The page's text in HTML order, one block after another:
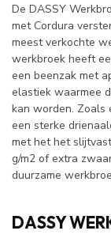
De DASSY
met Cordura
meest verkochte
werkbroek heeft
een beenzak met
elastiek waarmee
kan worden. Zoals
een sterke
met het het
g/m2 of extra
duurzame
DASSY